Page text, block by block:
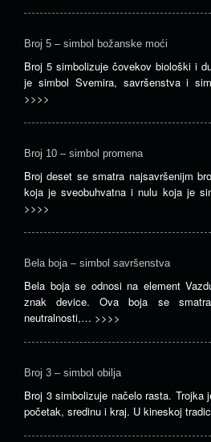
Broj 5 – simbol božanske moći
Broj 5 simbolizuje čovekov biološki i
je simbol Svemira, savršenstva i
>>>>
Broj 10 – simbol promena
Broj deset se smatra najsavršenijm
koja je sveobuhvatna i nulu koja je
>>>>
Bela boja – simbol savršenstva
Bela boja se odnosi na element
znak device. Ova boja se
neutralnosti,… >>>>
Broj 3 – simbol obilja
Broj 3 simbolizuje načelo rasta. Trojka
početak, sredinu i kraj. U kineskoj